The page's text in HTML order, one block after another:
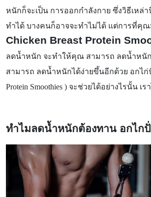
หนักก็จะเป็น การออกกำลังกาย ซึ่งวิธีเหล่
ทำได้ บางคนก็อาจจะทำไม่ได้ แต่การที่คุ
Chicken Breast Protein
ลดน้ำหนัก จะทำให้คุณ สามารถ ลดน้ำหนัก
สามารถ ลดน้ำหนักได้ง่ายขึ้นอีกด้วย อกไก่ปั่
Protein Smoothies ) จะช่วยได้อย่างไรนั้น เ
ทำไมลดน้ำหนักต้องทาน อกไก